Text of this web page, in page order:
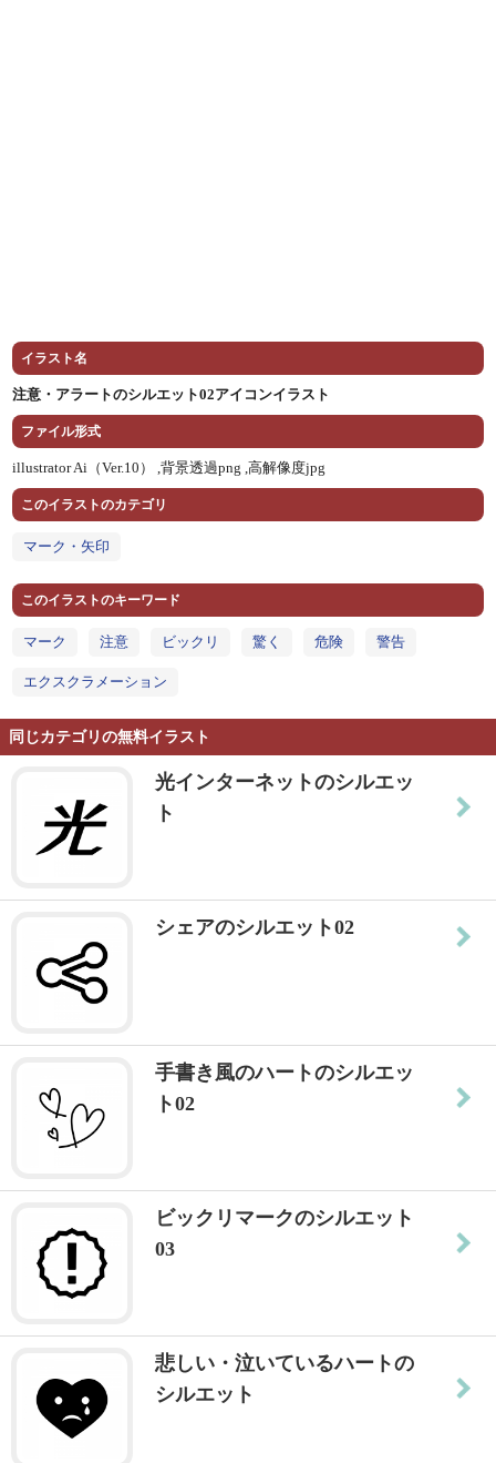
イラスト名
注意・アラートのシルエット02アイコンイラスト
ファイル形式
illustrator Ai（Ver.10） ,背景透過png ,高解像度jpg
このイラストのカテゴリ
マーク・矢印
このイラストのキーワード
マーク 注意 ビックリ 驚く 危険 警告
エクスクラメーション
同じカテゴリの無料イラスト
光インターネットのシルエッ
ト
シェアのシルエット02
手書き風のハートのシルエッ
ト02
ビックリマークのシルエット
03
悲しい・泣いているハートの
シルエット